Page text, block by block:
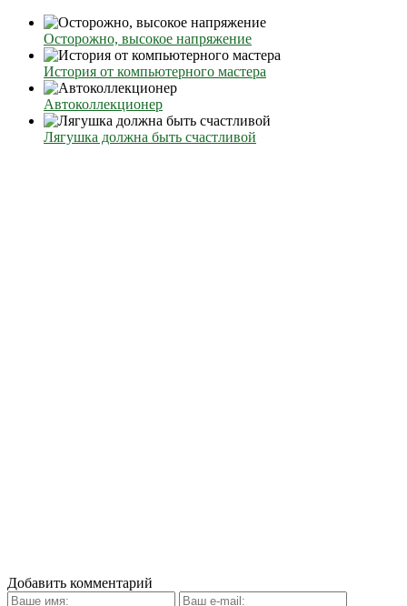
Осторожно, высокое напряжение
История от компьютерного мастера
Автоколлекционер
Лягушка должна быть счастливой
Добавить комментарий